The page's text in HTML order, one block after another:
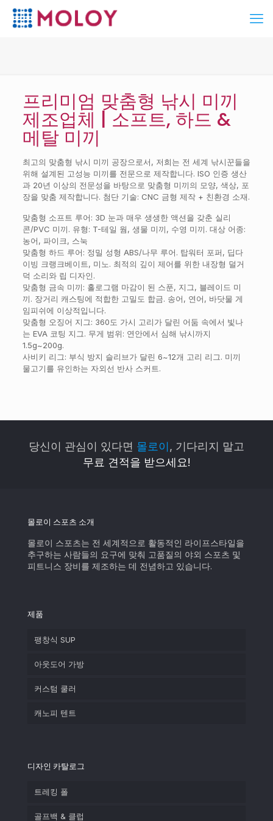
프리미엄 맞춤형 낚시 미끼
제조업체 | 소프트, 하드 &
메탈 미끼
최고의 맞춤형 낚시 미끼 공장으로서, 저희는 전 세계 낚시꾼들을
위해 설계된 고성능 미끼를 전문으로 제작합니다. ISO 인증 생산
과 20년 이상의 전문성을 바탕으로 맞춤형 미끼의 모양, 색상, 포
장을 맞춤 제작합니다. 첨단 기술: CNC 금형 제작 + 친환경 소재.
맞춤형 소프트 루어: 3D 눈과 매우 생생한 액션을 갖춘 실리
콘/PVC 미끼. 유형: T-테일 웜, 생물 미끼, 수영 미끼. 대상 어종:
농어, 파이크, 스눅
맞춤형 하드 루어: 정밀 성형 ABS/나무 루어. 탑워터 포퍼, 딥다
이빙 크랭크베이트, 미노. 최적의 깊이 제어를 위한 내장형 덜거
덕 소리와 립 디자인.
맞춤형 금속 미끼: 홀로그램 마감이 된 스푼, 지그, 블레이드 미
끼. 장거리 캐스팅에 적합한 고밀도 합금. 송어, 연어, 바닷물 게
임피쉬에 이상적입니다.
맞춤형 오징어 지그: 360도 가시 고리가 달린 어둠 속에서 빛나
는 EVA 코팅 지그. 무게 범위: 연안에서 심해 낚시까지
1.5g~200g.
사비키 리그: 부식 방지 슬리브가 달린 6~12개 고리 리그. 미끼
물고기를 유인하는 자외선 반사 스커트.
당신이 관심이 있다면 몰로이, 기다리지 말고
무료 견적을 받으세요!
몰로이 스포츠 소개
몰로이 스포츠는 전 세계적으로 활동적인 라이프스타일을
추구하는 사람들의 요구에 맞춰 고품질의 야외 스포츠 및
피트니스 장비를 제조하는 데 전념하고 있습니다.
제품
팽창식 SUP
아웃도어 가방
커스텀 쿨러
캐노피 텐트
디자인 카탈로그
트레킹 폴
골프백 & 클럽